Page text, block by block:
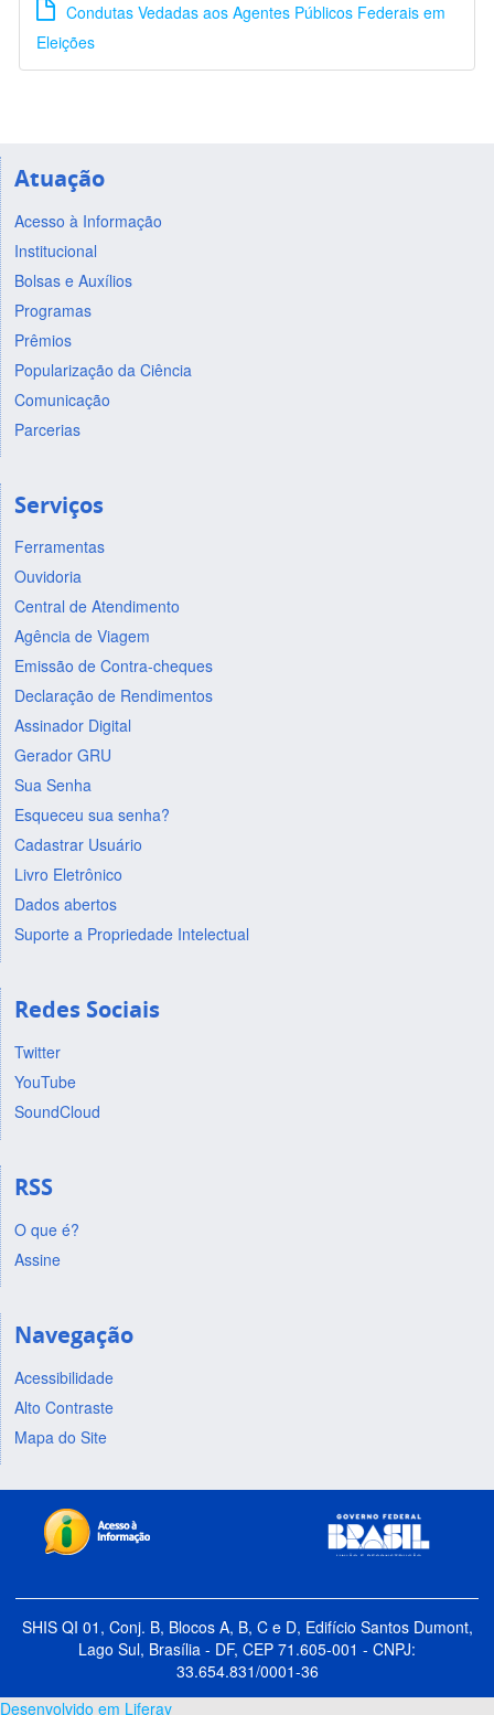
Condutas Vedadas aos Agentes Públicos Federais em
Eleições
Atuação
Acesso à Informação
Institucional
Bolsas e Auxílios
Programas
Prêmios
Popularização da Ciência
Comunicação
Parcerias
Serviços
Ferramentas
Ouvidoria
Central de Atendimento
Agência de Viagem
Emissão de Contra-cheques
Declaração de Rendimentos
Assinador Digital
Gerador GRU
Sua Senha
Esqueceu sua senha?
Cadastrar Usuário
Livro Eletrônico
Dados abertos
Suporte a Propriedade Intelectual
Redes Sociais
Twitter
YouTube
SoundCloud
RSS
O que é?
Assine
Navegação
Acessibilidade
Alto Contraste
Mapa do Site
SHIS QI 01, Conj. B, Blocos A, B, C e D, Edifício Santos Dumont,
Lago Sul, Brasília - DF, CEP 71.605-001 - CNPJ:
33.654.831/0001-36
Desenvolvido em Liferay